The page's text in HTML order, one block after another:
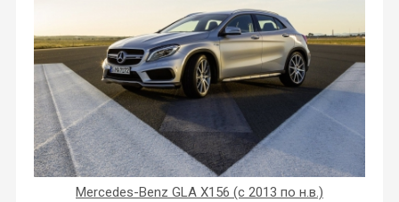
Mercedes-Benz GLA X156 (с 2013 по н.в.)